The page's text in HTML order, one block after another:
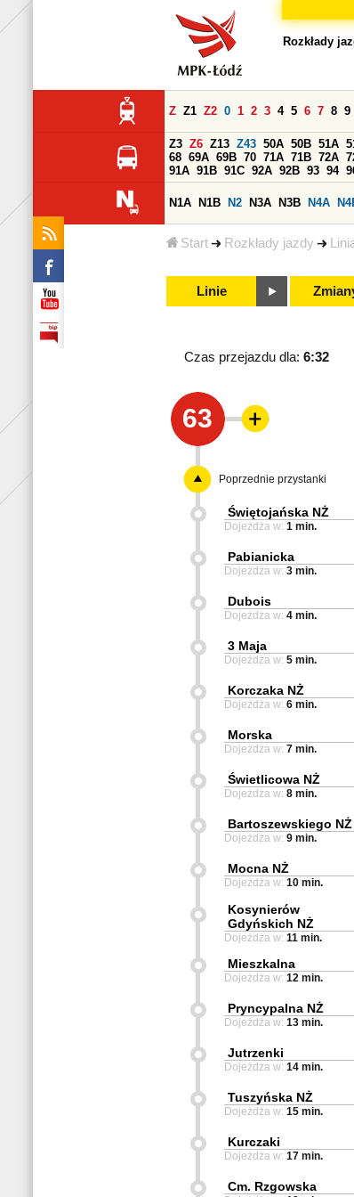
Start Rozkłady jazdy
Rozkłady
Z Z1 Z2 0 1 2 3 4 5 6 7 8 9
Z3 Z6 Z13 Z43 50A 50B 51A
68 69A 69B 70 71A 71B 72A
91A 91B 91C 92A 92B 93 94
N1A N1B N2 N3A N3B N4A
Linie
Czas przejazdu dla: 6:32
63
Poprzednie przystanki
Świętojańska NŻ
Dojeżdża w: 1 min.
Pabianicka
Dojeżdża w: 3 min.
Dubois
Dojeżdża w: 4 min.
3 Maja
Dojeżdża w: 5 min.
Korczaka NŻ
Dojeżdża w: 6 min.
Morska
Dojeżdża w: 7 min.
Świetlicowa NŻ
Dojeżdża w: 8 min.
Bartoszewskiego NŻ
Dojeżdża w: 9 min.
Mocna NŻ
Dojeżdża w: 10 min.
Kosynierów
Gdyńskich NŻ
Dojeżdża w: 11 min.
Mieszkalna
Dojeżdża w: 12 min.
Pryncypalna NŻ
Dojeżdża w: 13 min.
Jutrzenki
Dojeżdża w: 14 min.
Tuszyńska NŻ
Dojeżdża w: 15 min.
Kurczaki
Dojeżdża w: 17 min.
Cm. Rzgowska